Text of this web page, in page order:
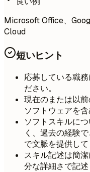
Microsoft Office、
Cloud
短いヒント
応募している職
ださい。
現在のまたは以
ソフトウェアを
ソフトスキルに
く、過去の経験
で文脈を提供して
スキル記述は簡
分な詳細さで記述